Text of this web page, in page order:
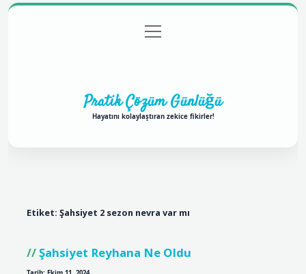
Gizlilik Politikası
menüyü
aç
Pratik Çözüm Günlüğü
Hayatını kolaylaştıran zekice fikirler!
Etiket: Şahsiyet 2 sezon nevra var mı
Şahsiyet Reyhana Ne Oldu